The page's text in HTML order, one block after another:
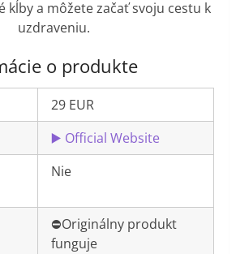
kĺby a môžete začať svoju cestu k
uzdraveniu.
o produkte
29 EUR
▶️ Official Website
Nie
⛔️Originálny produkt
funguje